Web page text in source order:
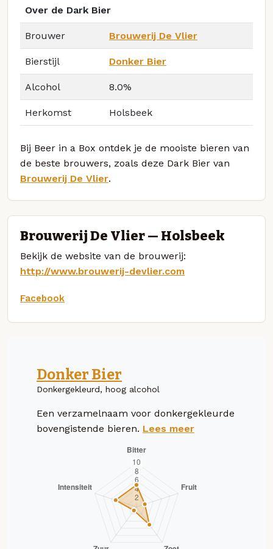
Over de Dark Bier
Brouwer Brouwerij De Vlier
Bierstijl Donker Bier
Alcohol 8.0%
Herkomst Holsbeek
Bij Beer in a Box ontdek je de mooiste bieren van
de beste brouwers, zoals deze Dark Bier van
Brouwerij De Vlier.
Brouwerij De Vlier — Holsbeek
Bekijk de website van de brouwerij:
http://www.brouwerij-devlier.com
Facebook
Donker Bier
Donkergekleurd, hoog alcohol
Een verzamelnaam voor donkergekleurde
bovengistende bieren. Lees meer